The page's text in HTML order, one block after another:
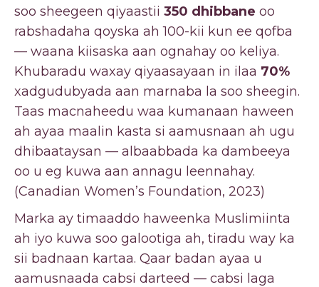
soo sheegeen qiyaastii 350 dhibbane oo
rabshadaha qoyska ah 100-kii kun ee qofba
— waana kiisaska aan ognahay oo keliya.
Khubaradu waxay qiyaasayaan in ilaa 70%
xadgudubyada aan marnaba la soo sheegin.
Taas macnaheedu waa kumanaan haween
ah ayaa maalin kasta si aamusnaan ah ugu
dhibaataysan — albaabbada ka dambeeya
oo u eg kuwa aan annagu leennahay.
(Canadian Women’s Foundation, 2023)
Marka ay timaaddo haweenka Muslimiinta
ah iyo kuwa soo galootiga ah, tiradu way ka
sii badnaan kartaa. Qaar badan ayaa u
aamusnaada cabsi darteed — cabsi laga